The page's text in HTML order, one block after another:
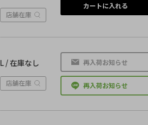
店舗在庫
カートに入れる
L / 在庫なし
店舗在庫
再入荷お知らせ
再入荷お知らせ